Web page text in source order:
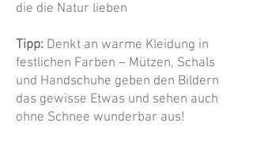
die die Natur lieben
Tipp: Denkt an warme Kleidung in
festlichen Farben – Mützen, Schals
und Handschuhe geben den Bildern
das gewisse Etwas und sehen auch
ohne Schnee wunderbar aus!